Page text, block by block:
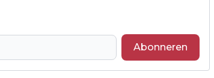
Abonneren